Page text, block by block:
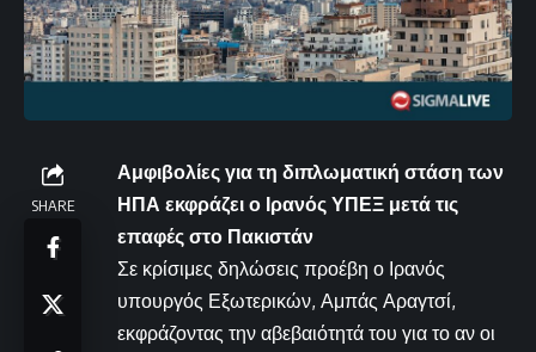
SHARE
Αμφιβολίες για τη διπλωματική στάση των
ΗΠΑ εκφράζει ο Ιρανός ΥΠΕΞ μετά τις
επαφές στο Πακιστάν
Σε κρίσιμες δηλώσεις προέβη ο Ιρανός
υπουργός Εξωτερικών, Αμπάς Αραγτσί,
εκφράζοντας την αβεβαιότητά του για το αν οι